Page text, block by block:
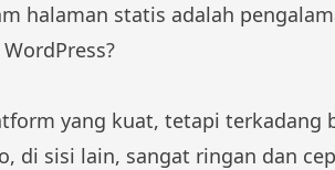
halaman statis adalah
yang kuat, tetapi
di sisi lain, sangat ringan dan